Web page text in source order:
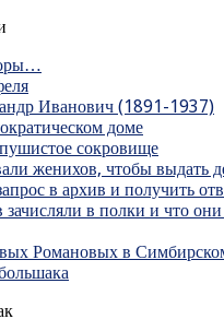
Иванович (1891-1937)
доме
сокровище
женихов, чтобы выдать
в архив и получить
зачисляли в полки и что
Романовых в